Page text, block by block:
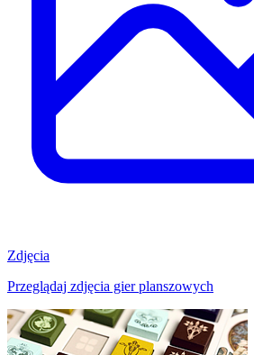
Zdjęcia
Przeglądaj zdjęcia gier planszowych